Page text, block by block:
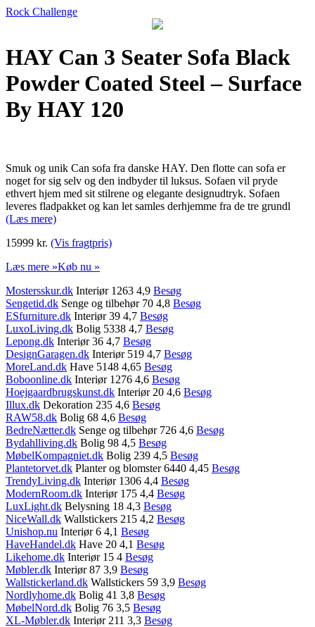
Rock Challenge
HAY Can 3 Seater Sofa Black
Powder Coated Steel – Surface
By HAY 120
Smuk og unik Can sofa fra danske HAY. Den flotte can sofa er
noget for sig selv og den indbyder til luksus. Sofaen vil pryde
ethvert hjem med sit stilrene og elegante designudtryk. Sofaen
leveres fladpakket og kan let samles derhjemme fra de tre grundl
(Læs mere)
15999 kr. (Vis fragtpris)
Læs mere »Køb nu »
Mostersskur.dk Interiør 1263 4,9 Besøg
Sengetid.dk Senge og tilbehør 70 4,8 Besøg
ESfurniture.dk Interiør 39 4,7 Besøg
LuxoLiving.dk Bolig 5338 4,7 Besøg
Lepong.dk Interiør 36 4,7 Besøg
DesignGaragen.dk Interiør 519 4,7 Besøg
MoreLand.dk Have 5148 4,65 Besøg
Boboonline.dk Interiør 1276 4,6 Besøg
Hoejgaardbrugskunst.dk Interiør 20 4,6 Besøg
Illux.dk Dekoration 235 4,6 Besøg
RAW58.dk Bolig 68 4,6 Besøg
BedreNætter.dk Senge og tilbehør 726 4,6 Besøg
Bydahlliving.dk Bolig 98 4,5 Besøg
MøbelKompagniet.dk Bolig 239 4,5 Besøg
Plantetorvet.dk Planter og blomster 6440 4,45 Besøg
TrendyLiving.dk Interiør 1306 4,4 Besøg
ModernRoom.dk Interiør 175 4,4 Besøg
LuxLight.dk Belysning 18 4,3 Besøg
NiceWall.dk Wallstickers 215 4,2 Besøg
Unishop.nu Interiør 6 4,1 Besøg
HaveHandel.dk Have 20 4,1 Besøg
Likehome.dk Interiør 15 4 Besøg
Møbler.dk Interiør 87 3,9 Besøg
Wallstickerland.dk Wallstickers 59 3,9 Besøg
Nordlyhome.dk Bolig 41 3,8 Besøg
MøbelNord.dk Bolig 76 3,5 Besøg
XL-Møbler.dk Interiør 211 3,3 Besøg